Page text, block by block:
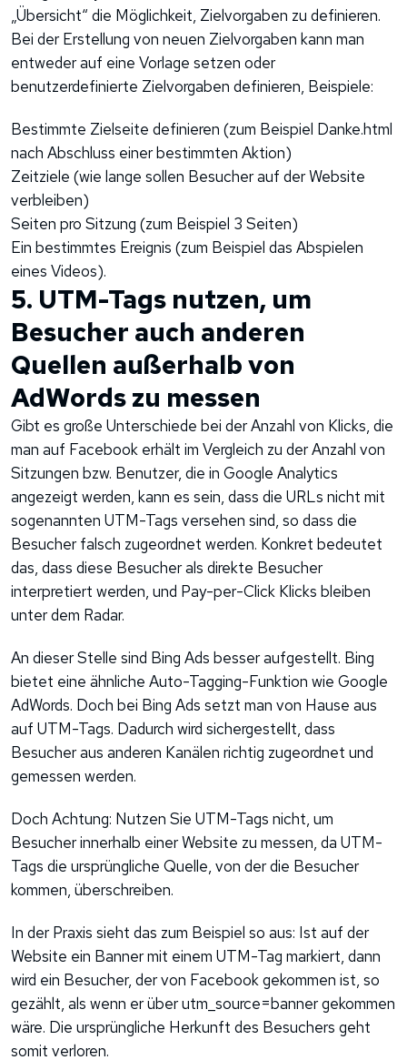
„Übersicht“ die Möglichkeit, Zielvorgaben zu definieren.
Bei der Erstellung von neuen Zielvorgaben kann man
entweder auf eine Vorlage setzen oder
benutzerdefinierte Zielvorgaben definieren, Beispiele:
Bestimmte Zielseite definieren (zum Beispiel Danke.html
nach Abschluss einer bestimmten Aktion)
Zeitziele (wie lange sollen Besucher auf der Website
verbleiben)
Seiten pro Sitzung (zum Beispiel 3 Seiten)
Ein bestimmtes Ereignis (zum Beispiel das Abspielen
eines Videos).
5. UTM-Tags nutzen, um
Besucher auch anderen
Quellen außerhalb von
AdWords zu messen
Gibt es große Unterschiede bei der Anzahl von Klicks, die
man auf Facebook erhält im Vergleich zu der Anzahl von
Sitzungen bzw. Benutzer, die in Google Analytics
angezeigt werden, kann es sein, dass die URLs nicht mit
sogenannten UTM-Tags versehen sind, so dass die
Besucher falsch zugeordnet werden. Konkret bedeutet
das, dass diese Besucher als direkte Besucher
interpretiert werden, und Pay-per-Click Klicks bleiben
unter dem Radar.
An dieser Stelle sind Bing Ads besser aufgestellt. Bing
bietet eine ähnliche Auto-Tagging-Funktion wie Google
AdWords. Doch bei Bing Ads setzt man von Hause aus
auf UTM-Tags. Dadurch wird sichergestellt, dass
Besucher aus anderen Kanälen richtig zugeordnet und
gemessen werden.
Doch Achtung: Nutzen Sie UTM-Tags nicht, um
Besucher innerhalb einer Website zu messen, da UTM-
Tags die ursprüngliche Quelle, von der die Besucher
kommen, überschreiben.
In der Praxis sieht das zum Beispiel so aus: Ist auf der
Website ein Banner mit einem UTM-Tag markiert, dann
wird ein Besucher, der von Facebook gekommen ist, so
gezählt, als wenn er über utm_source=banner gekommen
wäre. Die ursprüngliche Herkunft des Besuchers geht
somit verloren.